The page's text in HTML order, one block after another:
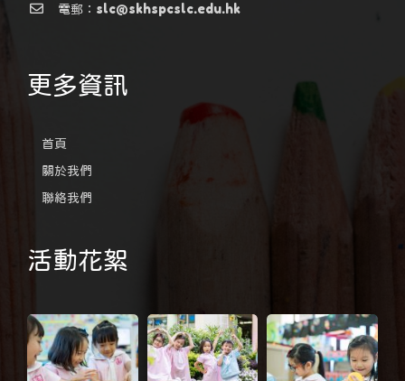
電郵：slc@skhspcslc.edu.hk
更多資訊
首頁
關於我們
聯絡我們
活動花絮